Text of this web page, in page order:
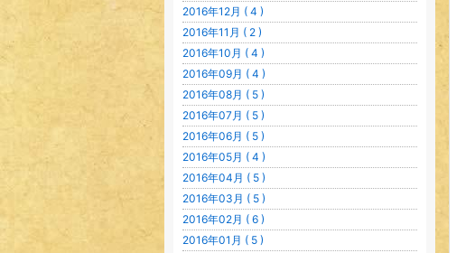
2016年12月 ( 4 )
2016年11月 ( 2 )
2016年10月 ( 4 )
2016年09月 ( 4 )
2016年08月 ( 5 )
2016年07月 ( 5 )
2016年06月 ( 5 )
2016年05月 ( 4 )
2016年04月 ( 5 )
2016年03月 ( 5 )
2016年02月 ( 6 )
2016年01月 ( 5 )